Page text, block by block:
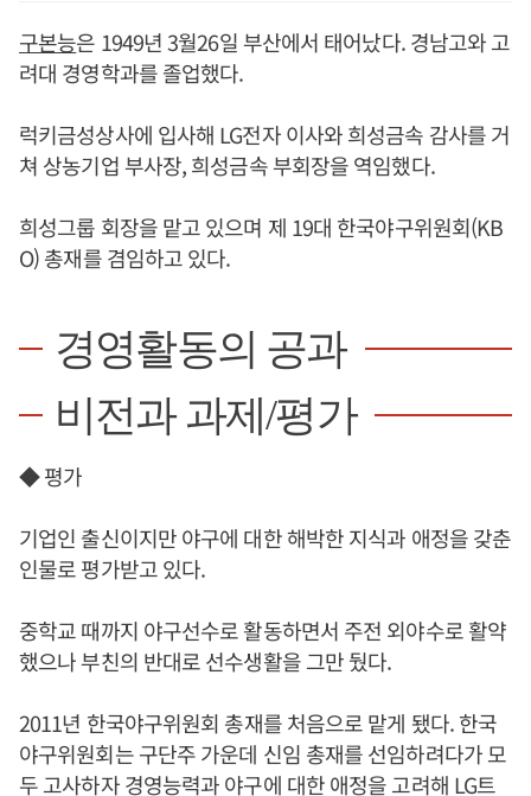
구본능은 1949년 3월26일 부산에서 태어났다. 경남고와 고
려대 경영학과를 졸업했다.
럭키금성상사에 입사해 LG전자 이사와 희성금속 감사를 거
쳐 상농기업 부사장, 희성금속 부회장을 역임했다.
희성그룹 회장을 맡고 있으며 제 19대 한국야구위원회(KB
O) 총재를 겸임하고 있다.
경영활동의 공과
비전과 과제/평가
◆ 평가
기업인 출신이지만 야구에 대한 해박한 지식과 애정을 갖춘
인물로 평가받고 있다.
중학교 때까지 야구선수로 활동하면서 주전 외야수로 활약
했으나 부친의 반대로 선수생활을 그만 뒀다.
2011년 한국야구위원회 총재를 처음으로 맡게 됐다. 한국
야구위원회는 구단주 가운데 신임 총재를 선임하려다가 모
두 고사하자 경영능력과 야구에 대한 애정을 고려해 LG트